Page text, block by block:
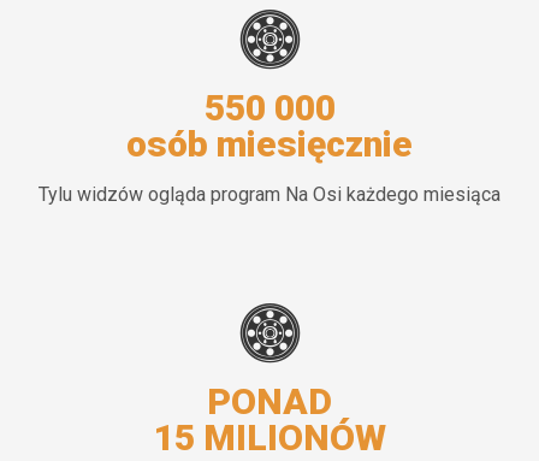
550 000
osób miesięcznie
Tylu widzów ogląda program Na Osi każdego miesiąca
PONAD
15 MILIONÓW